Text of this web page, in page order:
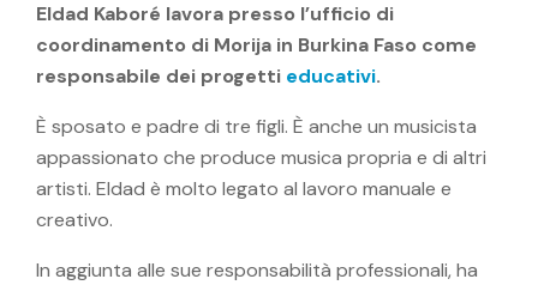
Eldad Kaboré lavora presso l’ufficio di
coordinamento di Morija in Burkina Faso come
responsabile dei progetti educativi.
È sposato e padre di tre figli. È anche un musicista
appassionato che produce musica propria e di altri
artisti. Eldad è molto legato al lavoro manuale e
creativo.
In aggiunta alle sue responsabilità professionali, ha